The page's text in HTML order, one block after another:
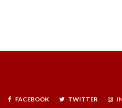
FACEBOOK TWITTER